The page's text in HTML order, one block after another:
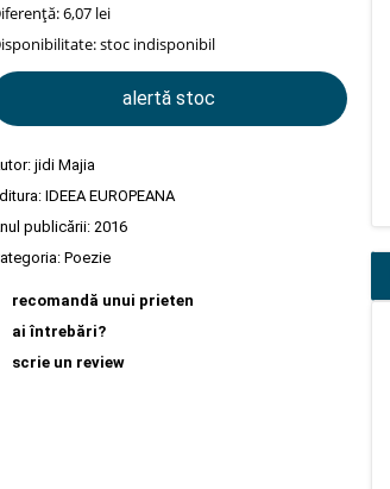
6,07 lei
stoc indisponibil
alertă stoc
jidi Majia
IDEEA EUROPEANA
publicării:2016
Poezie
recomandă unui prieten
ai întrebări?
scrie un review